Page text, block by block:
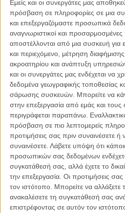
Εμείς και οι συνεργάτες μας
πρόσβαση σε πληροφορίες σε μια
και επεξεργαζόμαστε προσωπικά
αναγνωριστικοί και
αποστέλλονται από μια συσκευή για
και περιεχόμενο, μέτρηση
ακροατηρίου και ανάπτυξη
και οι συνεργάτες μας ενδέχεται να
δεδομένα γεωγραφικής τοποθεσίας
σάρωσης συσκευών. Μπορείτε να
στην επεξεργασία από εμάς και
περιγράφεται παραπάνω.
πρόσβαση σε πιο λεπτομερείς
προτιμήσεις σας πριν συναινέσετε ή
συναινέσετε. Λάβετε υπόψη ότι
προσωπικών σας δεδομένων
συγκατάθεσή σας, αλλά έχετε το
την επεξεργασία. Οι προτιμήσεις
τον ιστότοπο. Μπορείτε να αλλάξετε
ανακαλέσετε τη συγκατάθεσή σας
επιστρέφοντας σε αυτόν τον
απύθμενο 3D και θα έχετε μια πρώτη
«Pacific Rim»!
Στο φανταστικό κόσμο της ταινίας,
πλασμάτων – γνωστά ως Καϊτζού –
θάλασσα, πυροδοτώντας έναν πόλεμο
εκατομμύρια ζωές και θα εξαντλήσει
ανθρωπότητας. Προκειμένου να
επιθέσεις των γιγαντιαίων Καϊτζού,
ογκώδη ρομπότ – τα Γιέγκερ – τα
δύο πιλότους των οποίων οι εγκέφαλοι
γέφυρα νευρώνων. Ομως, ακόμα και τα
μπροστά στη μήνη των Καϊτζού. Λίγο
δυνάμεις που προασπίζονται το
επιλογή από το να στραφούν σε δύο
έναν ξεπεσμένο πρώην πιλότο και μια
θα ενώσουν τις δυνάμεις τους για να
φαινομενικά ξεπερασμένο Γιέγκερ
κληθούν να προστατέψουν την
τελευταία της ελπίδα πριν την